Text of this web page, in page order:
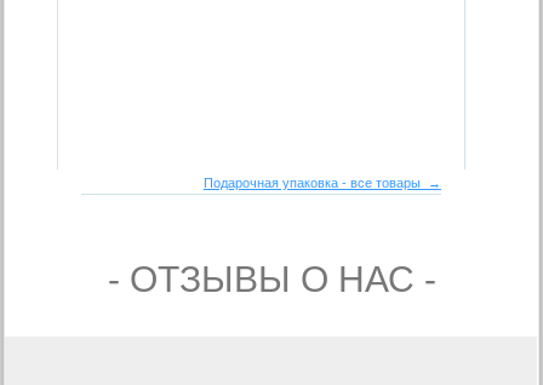
Подарочная упаковка - все товары →
- ОТЗЫВЫ О НАС -